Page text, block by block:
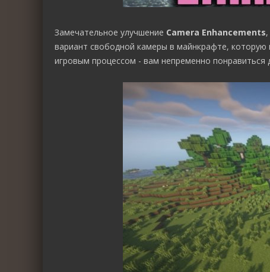
Замечательное улучшение Camera Enhancements
вариант свободной камеры в майнкрафте,
игровым процессом - вам непременно понравиться